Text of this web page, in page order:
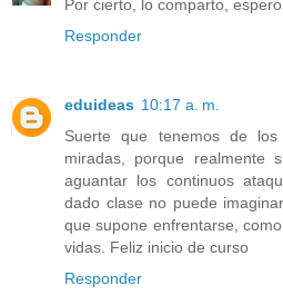
Por cierto, lo comparto,
Responder
eduideas 10:17 a. m.
Suerte que tenemos de
miradas, porque realmente
aguantar los continuos
dado clase no puede
que supone enfrentarse,
vidas. Feliz inicio de curso
Responder